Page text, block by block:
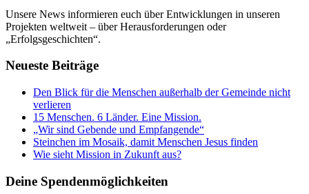
Unsere News informieren euch über Entwicklungen in unseren
Projekten weltweit – über Herausforderungen oder
„Erfolgsgeschichten“.
Neueste Beiträge
Den Blick für die Menschen außerhalb der Gemeinde nicht
verlieren
15 Menschen. 6 Länder. Eine Mission.
„Wir sind Gebende und Empfangende“
Steinchen im Mosaik, damit Menschen Jesus finden
Wie sieht Mission in Zukunft aus?
Deine Spendenmöglichkeiten